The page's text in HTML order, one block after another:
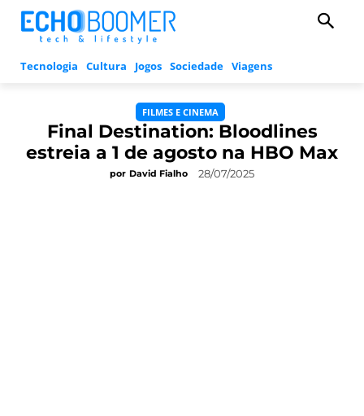
Tecnologia Cultura Jogos Sociedade Viagens
FILMES E CINEMA
Final Destination: Bloodlines
estreia a 1 de agosto na HBO Max
por David Fialho 28/07/2025